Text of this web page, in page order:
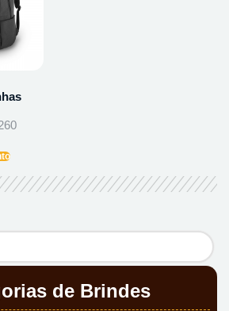
de Brindes